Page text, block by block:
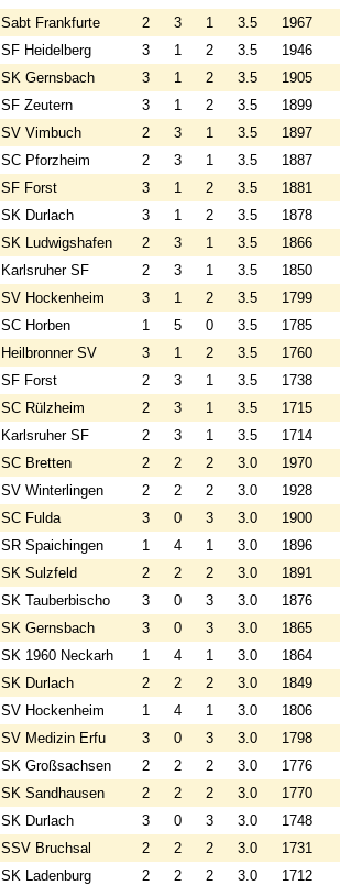
Sabt Frankfurte 2 3 1 3.5 1967
SF Heidelberg 3 1 2 3.5 1946
SK Gernsbach 3 1 2 3.5 1905
SF Zeutern 3 1 2 3.5 1899
SV Vimbuch 2 3 1 3.5 1897
SC Pforzheim 2 3 1 3.5 1887
SF Forst 3 1 2 3.5 1881
SK Durlach 3 1 2 3.5 1878
SK Ludwigshafen 2 3 1 3.5 1866
Karlsruher SF 2 3 1 3.5 1850
SV Hockenheim 3 1 2 3.5 1799
SC Horben 1 5 0 3.5 1785
Heilbronner SV 3 1 2 3.5 1760
SF Forst 2 3 1 3.5 1738
SC Rülzheim 2 3 1 3.5 1715
Karlsruher SF 2 3 1 3.5 1714
SC Bretten 2 2 2 3.0 1970
SV Winterlingen 2 2 2 3.0 1928
SC Fulda 3 0 3 3.0 1900
SR Spaichingen 1 4 1 3.0 1896
SK Sulzfeld 2 2 2 3.0 1891
SK Tauberbischo 3 0 3 3.0 1876
SK Gernsbach 3 0 3 3.0 1865
SK 1960 Neckarh 1 4 1 3.0 1864
SK Durlach 2 2 2 3.0 1849
SV Hockenheim 1 4 1 3.0 1806
SV Medizin Erfu 3 0 3 3.0 1798
SK Großsachsen 2 2 2 3.0 1776
SK Sandhausen 2 2 2 3.0 1770
SK Durlach 3 0 3 3.0 1748
SSV Bruchsal 2 2 2 3.0 1731
SK Ladenburg 2 2 2 3.0 1712